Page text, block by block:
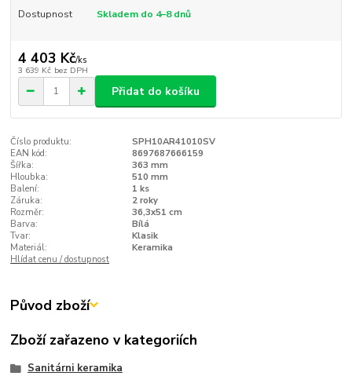
Dostupnost Skladem do 4–8 dnů
4 403 Kč/ks
3 639 Kč bez DPH
Přidat do košíku
Číslo produktu:
SPH10AR41010SV
EAN kód:
8697687666159
Šířka:
363 mm
Hloubka:
510 mm
Balení:
1 ks
Záruka:
2 roky
Rozměr:
36,3x51 cm
Barva:
Bílá
Tvar:
Klasik
Materiál:
Keramika
Hlídat cenu / dostupnost
Původ zboží
Zboží zařazeno v kategoriích
Sanitárni keramika